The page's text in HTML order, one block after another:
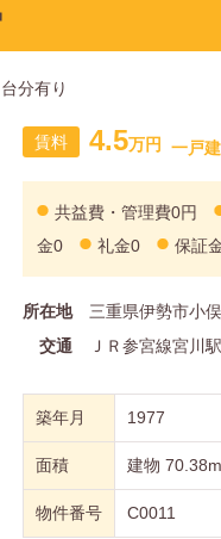
分有り
賃料 4.5万円 一戸建
共益費・管理費0円
金0 礼金0 保証
所在地
三重県伊勢市小
交通
ＪＲ参宮線宮川
築年月 1977
面積 建物
物件番号 C0011